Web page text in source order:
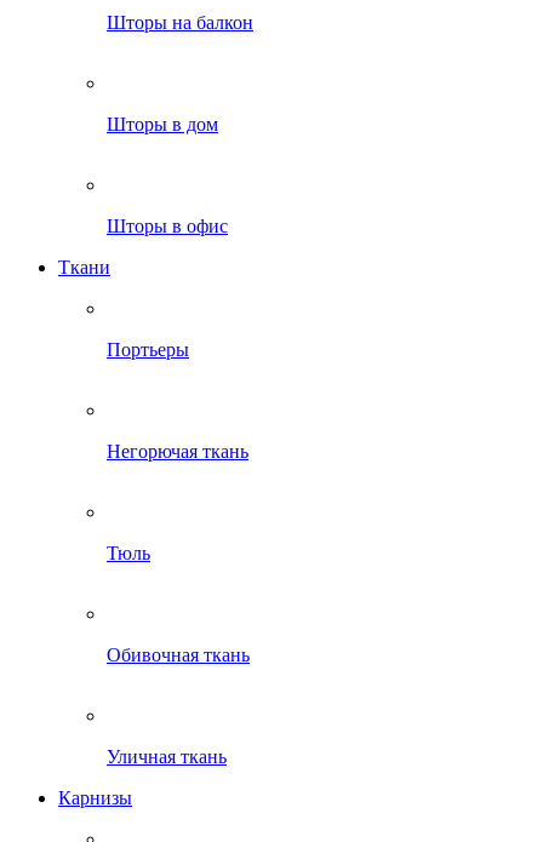
Шторы на балкон
Шторы в дом
Шторы в офис
Ткани
Портьеры
Негорючая ткань
Тюль
Обивочная ткань
Уличная ткань
Карнизы